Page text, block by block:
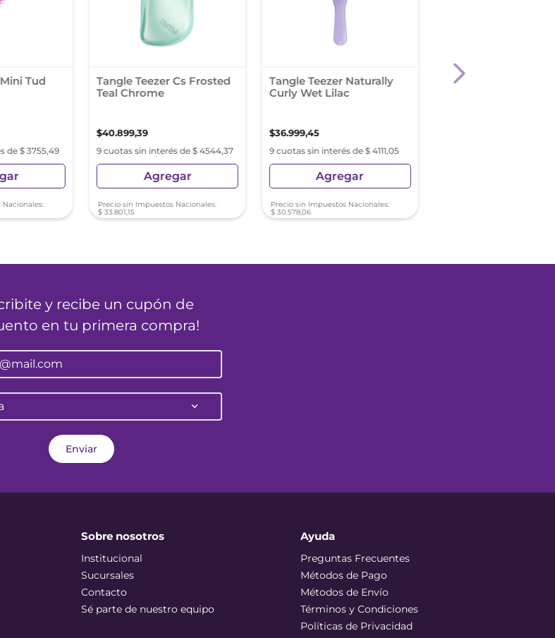
Tud
de $ 3755,49
Tangle Teezer Cs Frosted
Teal Chrome
$40.899,39
9 cuotas sin interés de $ 4544,37
Agregar
Precio sin Impuestos Nacionales:
$ 33.801,15
Tangle Teezer Naturally
Curly Wet Lilac
$36.999,45
9 cuotas sin interés de $ 4111,05
Agregar
Precio sin Impuestos Nacionales:
$ 30.578,06
Tangle Teezer
y recibe un cupón de
en tu primera compra!
Enviar
Sobre nosotros
Institucional
Sucursales
Contacto
Sé parte de nuestro equipo
Ayuda
Preguntas Frecuentes
Métodos de Pago
Métodos de Envío
Términos y Condiciones
Políticas de Privacidad